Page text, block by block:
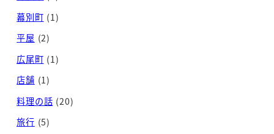
幕別町 (1)
平屋 (2)
広尾町 (1)
店舗 (1)
料理の話 (20)
旅行 (5)